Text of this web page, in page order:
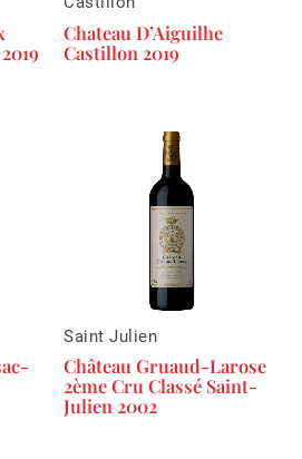
Chateau D’Aiguilhe
Castillon 2019
Saint Julien
Château Gruaud-Larose
2ème Cru Classé Saint-
Julien 2002